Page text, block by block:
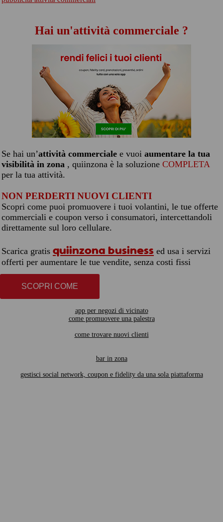
Hai un'attività commerciale ?
Se hai un’attività commerciale e vuoi aumentare la tua
visibilità in zona , quiinzona è la soluzione COMPLETA
per la tua attività.
NON PERDERTI NUOVI CLIENTI
Scopri come puoi promuovere i tuoi volantini, le tue offerte
commerciali e coupon verso i consumatori, intercettandoli
direttamente sul loro cellulare.
Scarica gratis quiinzona business ed usa i servizi
offerti per aumentare le tue vendite, senza costi fissi
SCOPRI COME
app per negozi di vicinato
come promuovere una palestra
come trovare nuovi clienti
bar in zona
gestisci social network, coupon e fidelity da una sola piattaforma